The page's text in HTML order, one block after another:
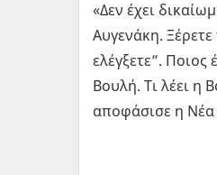
«Δεν έχει
Αυγενάκη. Ξέρετε
ελέγξετε”.
Βουλή. Τι λέει η
αποφάσισε η Νέα